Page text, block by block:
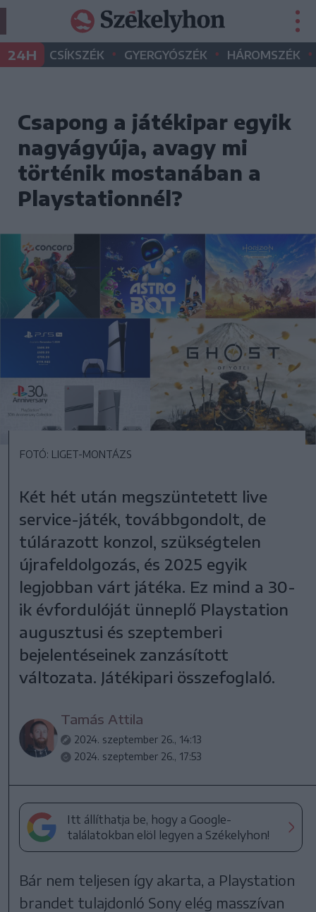
24H CSÍKSZÉK • GYERGYÓSZÉK • HÁROMSZÉK •
Csapong a játékipar egyik
nagyágyúja, avagy mi
történik mostanában a
Playstationnél?
FOTÓ: LIGET-MONTÁZS
Két hét után megszüntetett live
service-játék, továbbgondolt, de
túlárazott konzol, szükségtelen
újrafeldolgozás, és 2025 egyik
legjobban várt játéka. Ez mind a 30-
ik évfordulóját ünneplő Playstation
augusztusi és szeptemberi
bejelentéseinek zanzásított
változata. Játékipari összefoglaló.
Tamás Attila
2024. szeptember 26., 14:13
2024. szeptember 26., 17:53
Itt állíthatja be, hogy a Google-
találatokban elöl legyen a Székelyhon!
Bár nem teljesen így akarta, a Playstation
brandet tulajdonló Sony elég masszívan